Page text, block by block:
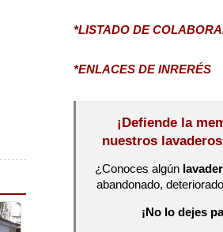
*LISTADO DE
*ENLACES DE INRERÉS
¡Defiende la
nuestros
¿Conoces algún
abandonado,
¡No lo dejes